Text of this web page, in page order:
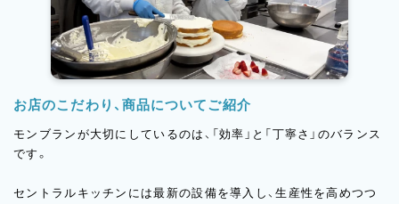
現在は再開発に伴い仮店舗での営業となっていますが、2026年に
は自由が丘駅前の新たな商業施設に本店を構える予定です。
お店のこだわり、商品についてご紹介
モンブランが大切にしているのは、「効率」と「丁寧さ」のバランス
です。
セントラルキッチンには最新の設備を導入し、生産性を高めつつ